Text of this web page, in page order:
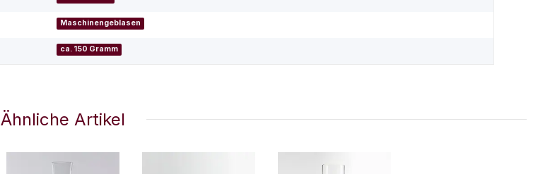
Maschinengeblasen
ca. 150 Gramm
Ähnliche Artikel